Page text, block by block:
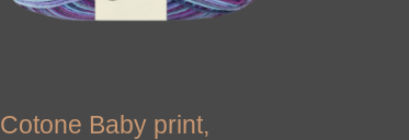
Cotone Baby print,